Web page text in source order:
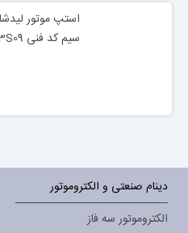
سیم کد فنی 573S09
دینام صنعتی و الکتروموتور
الکتروموتور سه فاز